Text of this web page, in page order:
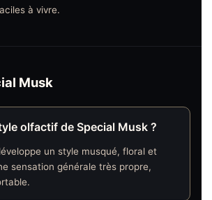
à vivre.
Musk
olfactif de Special Musk ?
un style musqué, floral et
sensation générale très propre,